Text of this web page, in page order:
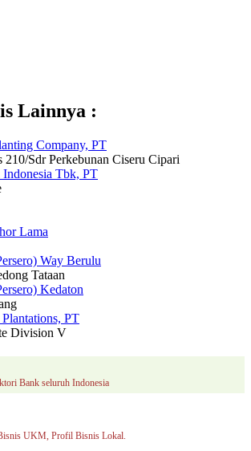
Lainnya :
Company, PT
210/Sdr Perkebunan Ciseru Cipari
Tbk, PT
Lama
Way Berulu
Tataan
Kedaton
PT
Division V
Bank seluruh Indonesia
UKM, Profil Bisnis Lokal.